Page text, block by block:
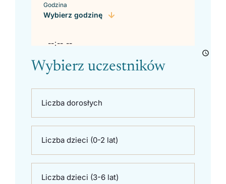
Godzina
Wybierz godzinę
Wybierz uczestników
Liczba dorosłych
Liczba dzieci (0-2 lat)
Liczba dzieci (3-6 lat)